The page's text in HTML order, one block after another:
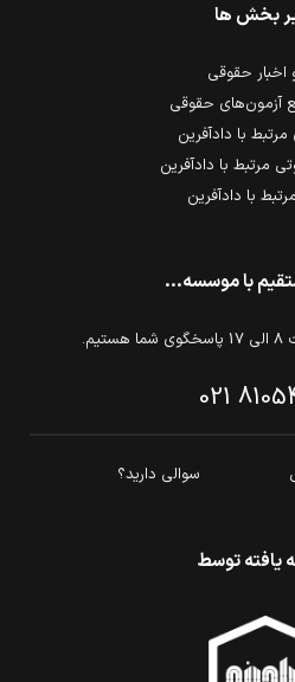
با موسسه...
021
سوالی دارید؟
بخش ها
اخبار حقوقی
آزمون‌های حقوقی
با دادآفرین
مرتبط با دادآفرین
با دادآفرین
یافته توسط